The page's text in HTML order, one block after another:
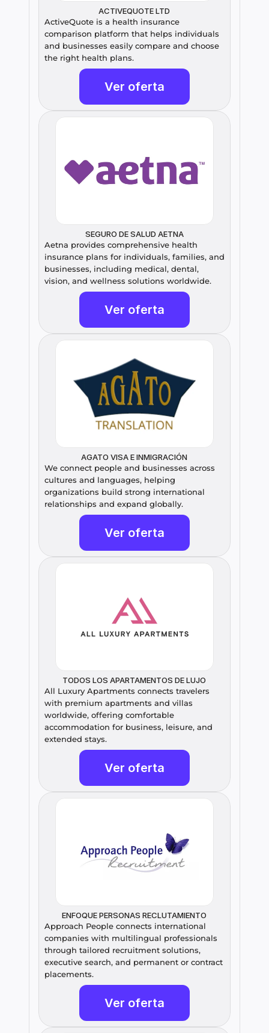
ACTIVEQUOTE LTD
ActiveQuote is a health insurance
comparison platform that helps individuals
and businesses easily compare and choose
the right health plans.
Ver oferta
SEGURO DE SALUD AETNA
Aetna provides comprehensive health
insurance plans for individuals, families, and
businesses, including medical, dental,
vision, and wellness solutions worldwide.
Ver oferta
AGATO VISA E INMIGRACIÓN
We connect people and businesses across
cultures and languages, helping
organizations build strong international
relationships and expand globally.
Ver oferta
TODOS LOS APARTAMENTOS DE LUJO
All Luxury Apartments connects travelers
with premium apartments and villas
worldwide, offering comfortable
accommodation for business, leisure, and
extended stays.
Ver oferta
ENFOQUE PERSONAS RECLUTAMIENTO
Approach People connects international
companies with multilingual professionals
through tailored recruitment solutions,
executive search, and permanent or contract
placements.
Ver oferta